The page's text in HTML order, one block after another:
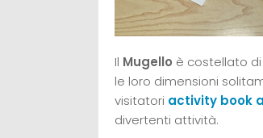
Il Mugello è costellato di
le loro dimensioni
visitatori activity book
divertenti attività.